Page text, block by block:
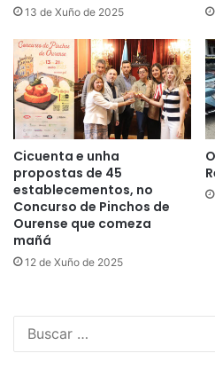
13 de Xuño de 2025
Cicuenta e unha
propostas de 45
establecementos, no
Concurso de Pinchos de
Ourense que comeza
mañá
12 de Xuño de 2025